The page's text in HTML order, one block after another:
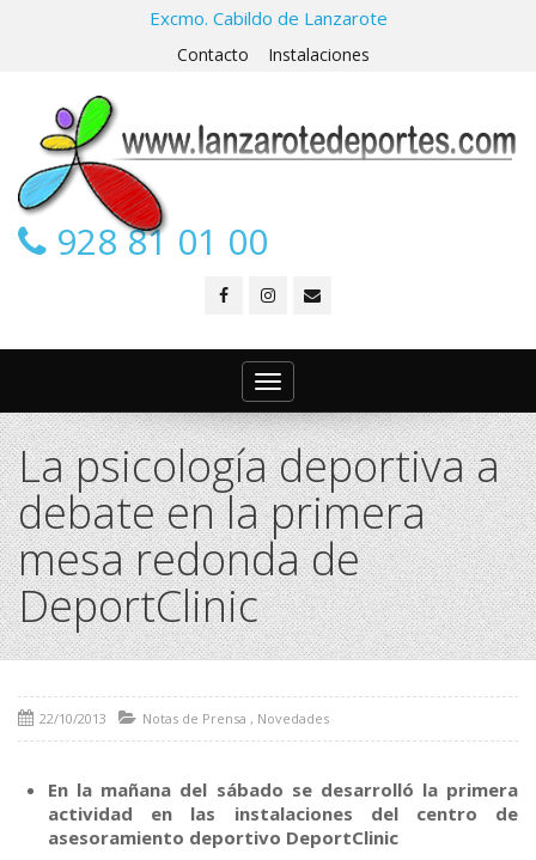
Excmo. Cabildo de Lanzarote
Contacto Instalaciones
928 81 01 00
Toggle
navigation
La psicología deportiva a
debate en la primera
mesa redonda de
DeportClinic
22/10/2013 Notas de Prensa , Novedades
En la mañana del sábado se desarrolló la primera
actividad en las instalaciones del centro de
asesoramiento deportivo DeportClinic